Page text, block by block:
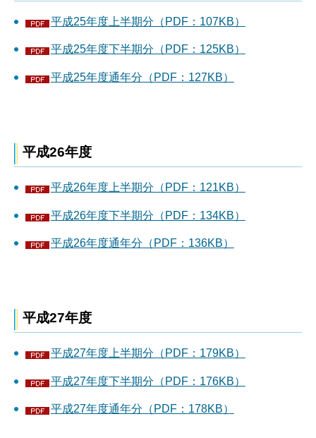
平成25年度上半期分（PDF：107KB）
平成25年度下半期分（PDF：125KB）
平成25年度通年分（PDF：127KB）
平成26年度
平成26年度上半期分（PDF：121KB）
平成26年度下半期分（PDF：134KB）
平成26年度通年分（PDF：136KB）
平成27年度
平成27年度上半期分（PDF：179KB）
平成27年度下半期分（PDF：176KB）
平成27年度通年分（PDF：178KB）